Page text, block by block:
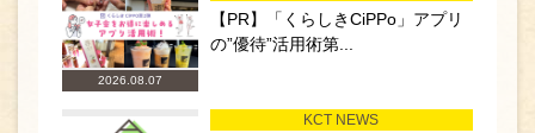
2026.08.07
【PR】「くらしきCiPPo」アプリ
の”優待”活用術第...
KCT NEWS